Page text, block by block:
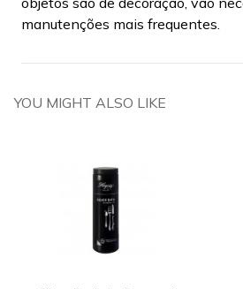
manutenções mais frequentes.
YOU MIGHT ALSO LIKE